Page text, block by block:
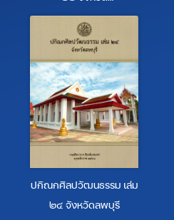
นครศรีธรรมราช
ปกิณกศิลปวัฒนธรรม เล่ม
๒๔ จังหวัดลพบุรี